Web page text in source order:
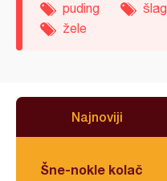
puding šlag
žele
Najnoviji
Šne-nokle kolač